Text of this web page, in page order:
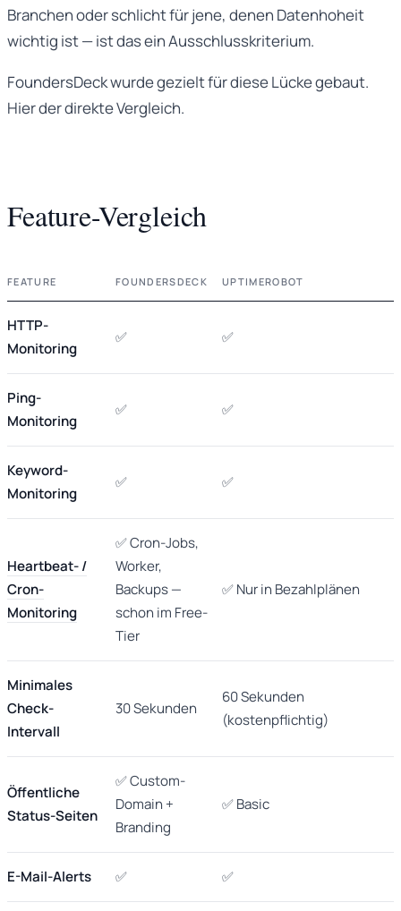
Branchen oder schlicht für jene, denen Datenhoheit
wichtig ist — ist das ein Ausschlusskriterium.
FoundersDeck wurde gezielt für diese Lücke gebaut.
Hier der direkte Vergleich.
Feature-Vergleich
FEATURE FOUNDERSDECK UPTIMEROBOT
HTTP-
Monitoring
✅ ✅
Ping-
Monitoring
✅ ✅
Keyword-
Monitoring
✅ ✅
Heartbeat- /
Cron-
Monitoring
✅ Cron-Jobs,
Worker,
Backups —
schon im Free-
Tier
✅ Nur in Bezahlplänen
Minimales
Check-
Intervall
30 Sekunden
60 Sekunden
(kostenpflichtig)
Öffentliche
Status-Seiten
✅ Custom-
Domain +
Branding
✅ Basic
E-Mail-Alerts ✅ ✅